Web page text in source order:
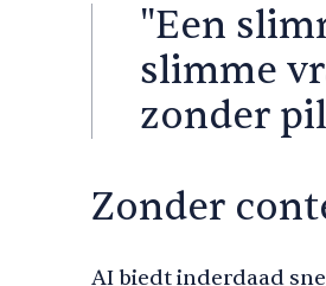
"Een
slimme
zonder
Zonder
AI biedt inderdaad